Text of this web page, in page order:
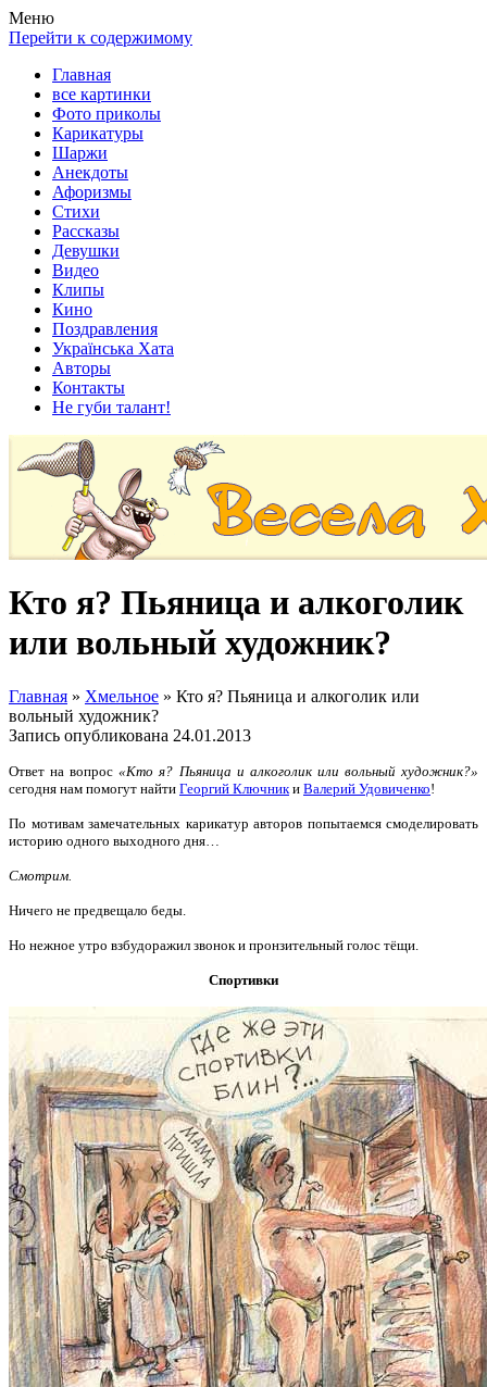
Весела хата — прикольные картинки, смешные истории,
клипы!
Покажем всем ваши фото приколы, карикатуры, шаржи, стихи,
рассказы, видео и песни!
Меню
Перейти к содержимому
Главная
все картинки
Фото приколы
Карикатуры
Шаржи
Анекдоты
Афоризмы
Стихи
Рассказы
Девушки
Видео
Клипы
Кино
Поздравления
Українська Хата
Авторы
Контакты
Не губи талант!
Кто я? Пьяница и алкоголик
или вольный художник?
Главная » Хмельное » Кто я? Пьяница и алкоголик или
вольный художник?
Запись опубликована 24.01.2013
Ответ на вопрос «Кто я? Пьяница и алкоголик или вольный художник?»
сегодня нам помогут найти Георгий Ключник и Валерий Удовиченко!
По мотивам замечательных карикатур авторов попытаемся смоделировать
историю одного выходного дня…
Смотрим.
Ничего не предвещало беды.
Но нежное утро взбудоражил звонок и пронзительный голос тёщи.
Спортивки